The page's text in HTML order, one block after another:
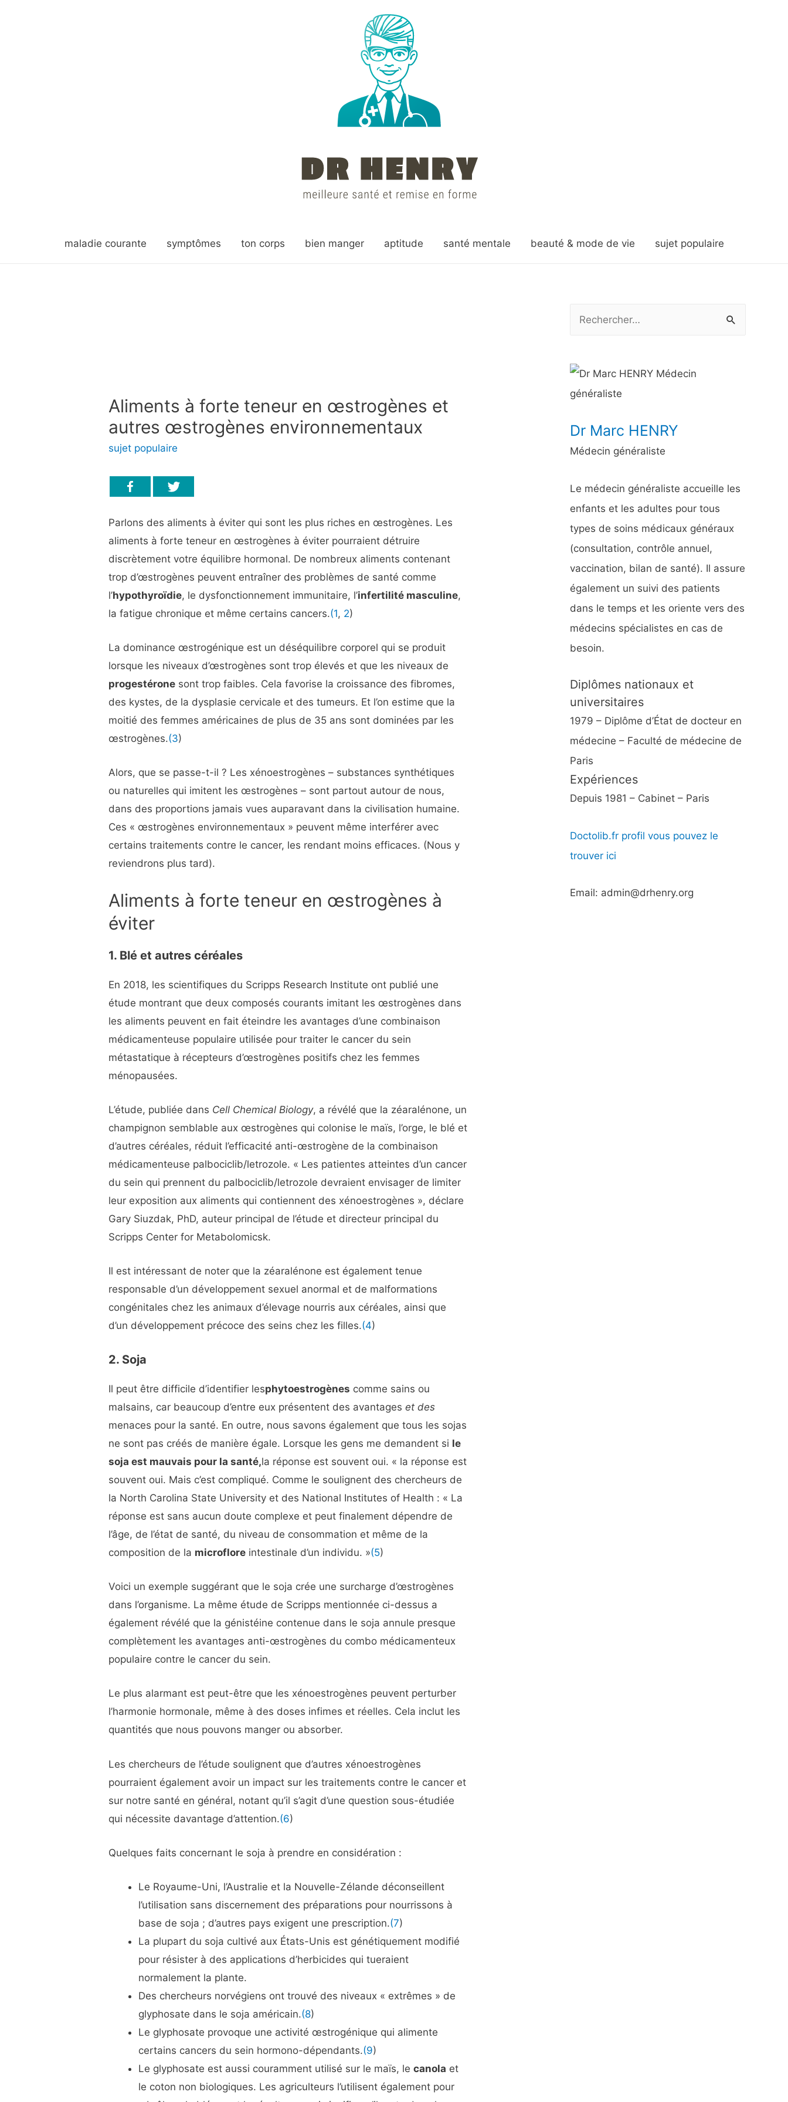
maladie courante symptômes ton corps bien manger aptitude santé mentale beauté & mode de vie sujet populaire
Aliments à forte teneur en œstrogènes et
autres œstrogènes environnementaux
sujet populaire
Parlons des aliments à éviter qui sont les plus riches en œstrogènes. Les
aliments à forte teneur en œstrogènes à éviter pourraient détruire
discrètement votre équilibre hormonal. De nombreux aliments contenant
trop d’œstrogènes peuvent entraîner des problèmes de santé comme
l’hypothyroïdie, le dysfonctionnement immunitaire, l’infertilité masculine,
la fatigue chronique et même certains cancers.(1, 2)
La dominance œstrogénique est un déséquilibre corporel qui se produit
lorsque les niveaux d’œstrogènes sont trop élevés et que les niveaux de
progestérone sont trop faibles. Cela favorise la croissance des fibromes,
des kystes, de la dysplasie cervicale et des tumeurs. Et l’on estime que la
moitié des femmes américaines de plus de 35 ans sont dominées par les
œstrogènes.(3)
Alors, que se passe-t-il ? Les xénoestrogènes – substances synthétiques
ou naturelles qui imitent les œstrogènes – sont partout autour de nous,
dans des proportions jamais vues auparavant dans la civilisation humaine.
Ces « œstrogènes environnementaux » peuvent même interférer avec
certains traitements contre le cancer, les rendant moins efficaces. (Nous y
reviendrons plus tard).
Aliments à forte teneur en œstrogènes à
éviter
1. Blé et autres céréales
En 2018, les scientifiques du Scripps Research Institute ont publié une
étude montrant que deux composés courants imitant les œstrogènes dans
les aliments peuvent en fait éteindre les avantages d’une combinaison
médicamenteuse populaire utilisée pour traiter le cancer du sein
métastatique à récepteurs d’œstrogènes positifs chez les femmes
ménopausées.
L’étude, publiée dans Cell Chemical Biology, a révélé que la zéaralénone, un
champignon semblable aux œstrogènes qui colonise le maïs, l’orge, le blé et
d’autres céréales, réduit l’efficacité anti-œstrogène de la combinaison
médicamenteuse palbociclib/letrozole. « Les patientes atteintes d’un cancer
du sein qui prennent du palbociclib/letrozole devraient envisager de limiter
leur exposition aux aliments qui contiennent des xénoestrogènes », déclare
Gary Siuzdak, PhD, auteur principal de l’étude et directeur principal du
Scripps Center for Metabolomicsk.
Il est intéressant de noter que la zéaralénone est également tenue
responsable d’un développement sexuel anormal et de malformations
congénitales chez les animaux d’élevage nourris aux céréales, ainsi que
d’un développement précoce des seins chez les filles.(4)
2. Soja
Il peut être difficile d’identifier lesphytoestrogènes comme sains ou
malsains, car beaucoup d’entre eux présentent des avantageset des
menaces pour la santé. En outre, nous savons également que tous les sojas
ne sont pas créés de manière égale. Lorsque les gens me demandent si le
soja est mauvais pour la santé,la réponse est souvent oui. « la réponse est
souvent oui. Mais c’est compliqué. Comme le soulignent des chercheurs de
la North Carolina State University et des National Institutes of Health : « La
réponse est sans aucun doute complexe et peut finalement dépendre de
l’âge, de l’état de santé, du niveau de consommation et même de la
composition de la microflore intestinale d’un individu. »(5)
Voici un exemple suggérant que le soja crée une surcharge d’œstrogènes
dans l’organisme. La même étude de Scripps mentionnée ci-dessus a
également révélé que la génistéine contenue dans le soja annule presque
complètement les avantages anti-œstrogènes du combo médicamenteux
populaire contre le cancer du sein.
Le plus alarmant est peut-être que les xénoestrogènes peuvent perturber
l’harmonie hormonale, même à des doses infimes et réelles. Cela inclut les
quantités que nous pouvons manger ou absorber.
Les chercheurs de l’étude soulignent que d’autres xénoestrogènes
pourraient également avoir un impact sur les traitements contre le cancer et
sur notre santé en général, notant qu’il s’agit d’une question sous-étudiée
qui nécessite davantage d’attention.(6)
Quelques faits concernant le soja à prendre en considération :
Le Royaume-Uni, l’Australie et la Nouvelle-Zélande déconseillent
l’utilisation sans discernement des préparations pour nourrissons à
base de soja ; d’autres pays exigent une prescription.(7)
La plupart du soja cultivé aux États-Unis est génétiquement modifié
pour résister à des applications d’herbicides qui tueraient
normalement la plante.
Des chercheurs norvégiens ont trouvé des niveaux « extrêmes » de
glyphosate dans le soja américain.(8)
Le glyphosate provoque une activité œstrogénique qui alimente
certains cancers du sein hormono-dépendants.(9)
Le glyphosate est aussi couramment utilisé sur le maïs, lecanola et
le coton non biologiques. Les agriculteurs l’utilisent également pour
h
e
c
h
r
:
Dr Marc HENRY
Médecin généraliste
Le médecin généraliste accueille les
enfants et les adultes pour tous
types de soins médicaux généraux
(consultation, contrôle annuel,
vaccination, bilan de santé). Il assure
également un suivi des patients
dans le temps et les oriente vers des
médecins spécialistes en cas de
besoin.
Diplômes nationaux et
universitaires
1979 – Diplôme d’État de docteur en
médecine – Faculté de médecine de
Paris
Expériences
Depuis 1981 – Cabinet – Paris
Doctolib.fr profil vous pouvez le
trouver ici
Email: admin@drhenry.org